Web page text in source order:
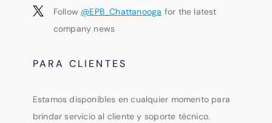
Follow @EPB_Chattanooga for the latest
company news
PARA CLIENTES
Estamos disponibles en cualquier momento para
brindar servicio al cliente y soporte técnico.